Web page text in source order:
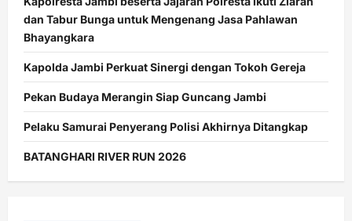
dan Tabur Bunga untuk Mengenang Jasa Pahlawan
Bhayangkara
Kapolda Jambi Perkuat Sinergi dengan Tokoh Gereja
Pekan Budaya Merangin Siap Guncang Jambi
Pelaku Samurai Penyerang Polisi Akhirnya Ditangkap
BATANGHARI RIVER RUN 2026